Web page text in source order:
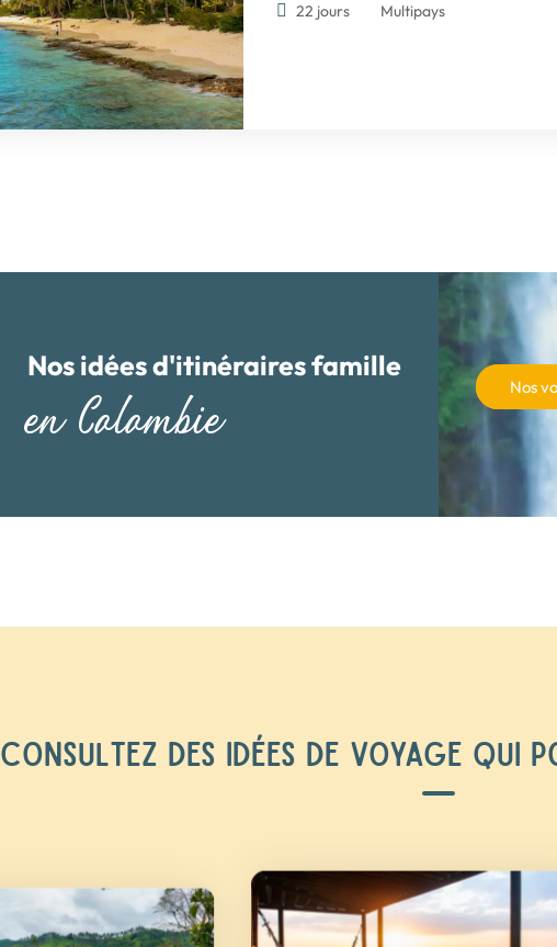
22 jours Multipays
Nos idées d'itinéraires famille
en Colombie
Nos
CONSULTEZ DES IDÉES DE VOYAGE QUI